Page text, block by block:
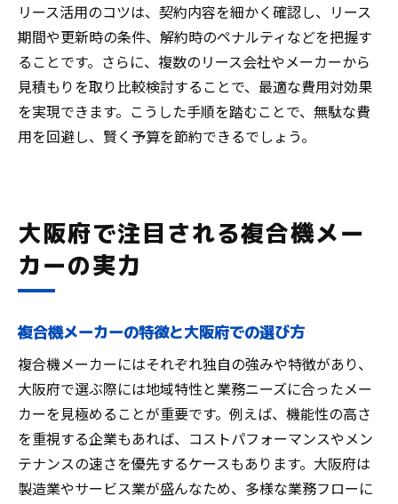
リース活用のコツは、契約内容を細かく確認し、リース
期間や更新時の条件、解約時のペナルティなどを把握す
ることです。さらに、複数のリース会社やメーカーから
見積もりを取り比較検討することで、最適な費用対効果
を実現できます。こうした手順を踏むことで、無駄な費
用を回避し、賢く予算を節約できるでしょう。
大阪府で注目される複合機メー
カーの実力
複合機メーカーの特徴と大阪府での選び方
複合機メーカーにはそれぞれ独自の強みや特徴があり、
大阪府で選ぶ際には地域特性と業務ニーズに合ったメー
カーを見極めることが重要です。例えば、機能性の高さ
を重視する企業もあれば、コストパフォーマンスやメン
テナンスの速さを優先するケースもあります。大阪府は
製造業やサービス業が盛んなため、多様な業務フローに